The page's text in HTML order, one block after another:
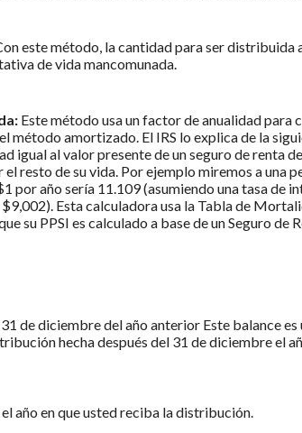
este método, la cantidad para ser
de vida mancomunada.
Este método usa un factor de anualidad para
método amortizado. El IRS lo explica de la
igual al valor presente de un seguro de renta
resto de su vida. Por ejemplo miremos a una
por año sería 11.109 (asumiendo una tasa de
Esta calculadora usa la Tabla de
su PPSI es calculado a base de un Seguro de
de diciembre del año anterior Este balance
hecha después del 31 de diciembre el
año en que usted reciba la distribución.